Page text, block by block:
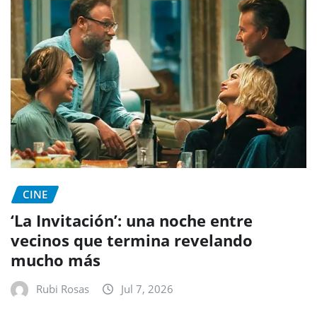
CINE
‘La Invitación’: una noche entre
vecinos que termina revelando
mucho más
Rubi Rosas Jul 7, 2026